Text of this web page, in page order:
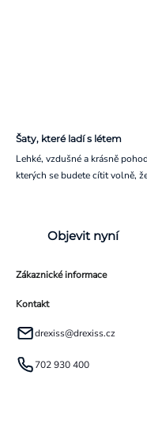
Šaty, které ladí s létem
Lehké, vzdušné a krásně
kterých se budete cítit volně,
Objevit nyní
Zákaznické informace
Kontakt
drexiss@drexiss.cz
702 930 400